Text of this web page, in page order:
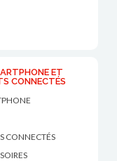
ET
CONNECTÉS
CONNECTÉS